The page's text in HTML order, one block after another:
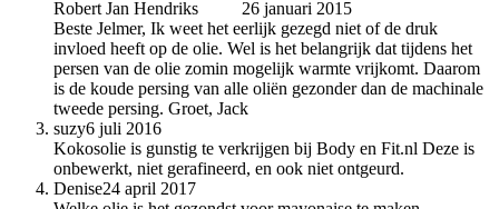
Robert Jan Hendriks
26 januari 2015
Beste Jelmer, Ik weet het eerlijk gezegd niet of de druk
invloed heeft op de olie. Wel is het belangrijk dat tijdens het
persen van de olie zomin mogelijk warmte vrijkomt. Daarom
is de koude persing van alle oliën gezonder dan de machinale
tweede persing. Groet, Jack
suzy6 juli 2016
Kokosolie is gunstig te verkrijgen bij Body en Fit.nl Deze is
onbewerkt, niet gerafineerd, en ook niet ontgeurd.
Denise24 april 2017